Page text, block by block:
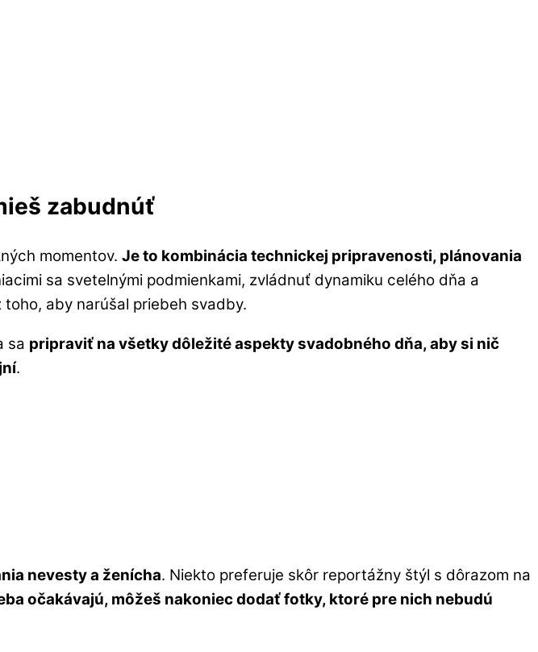
zabudnúť
momentov. Je to kombinácia technickej pripravenosti, plánovania
sa svetelnými podmienkami, zvládnuť dynamiku celého dňa a
aby narúšal priebeh svadby.
sa pripraviť na všetky dôležité aspekty svadobného dňa, aby si nič
.
nevesty a ženícha. Niekto preferuje skôr reportážny štýl s dôrazom na
očakávajú, môžeš nakoniec dodať fotky, ktoré pre nich nebudú